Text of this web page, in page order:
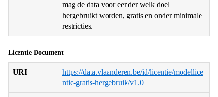
mag de data voor eender welk doel
hergebruikt worden, gratis en onder minimale
restricties.
Licentie Document
URI
https://data.vlaanderen.be/id/licentie/modellice
ntie-gratis-hergebruik/v1.0